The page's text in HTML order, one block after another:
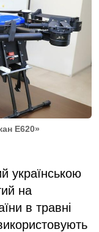
Е620»
українською
на
в травні